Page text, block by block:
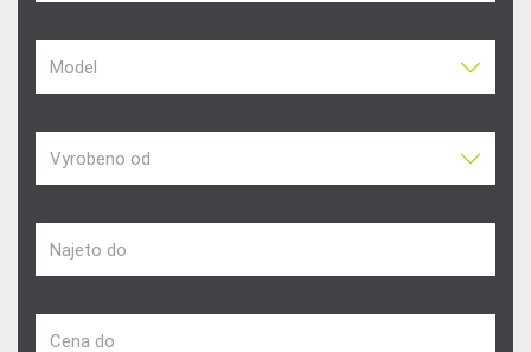
Model
Vyrobeno od
Najeto do
Cena do